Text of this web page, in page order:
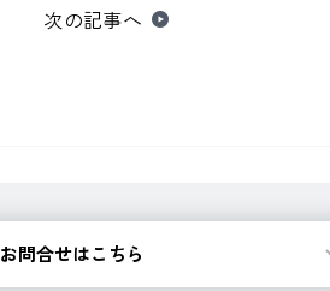
次の記事へ
お問合せはこちら